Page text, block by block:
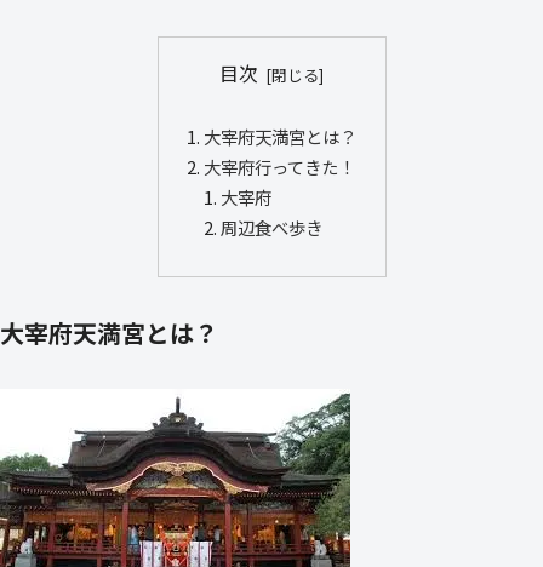
目次
大宰府天満宮とは？
大宰府行ってきた！
大宰府
周辺食べ歩き
大宰府天満宮とは？